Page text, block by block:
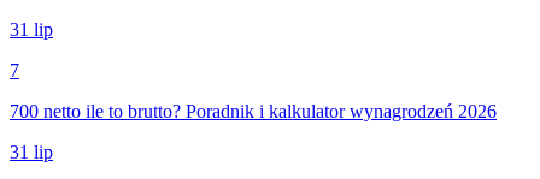
31 lip
7
700 netto ile to brutto? Poradnik i kalkulator wynagrodzeń 2026
31 lip